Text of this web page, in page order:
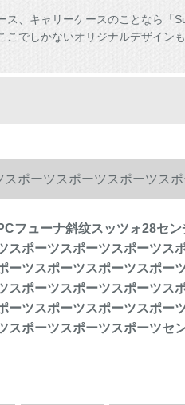
ス、キャリーケースのことなら「
こでしかないオリジナルデザイン
ポーツスポーツスポーツス
ーツスポーツスポーツスポ
ポーツスポーツスポーツスポ
フューナ斜纹スッツォ28セ
スポーツスポーツスポーツス
ーツスポーツスポーツスポー
スポーツスポーツスポーツス
ーツスポーツスポーツスポー
スポーツスポーツスポーツセ